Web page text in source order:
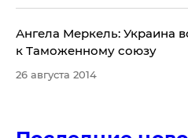
Ангела Меркель: Украина
к Таможенному союзу
26 августа 2014